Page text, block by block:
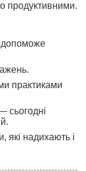
продуктивними.
допоможе
практиками
сьогодні
які надихають і